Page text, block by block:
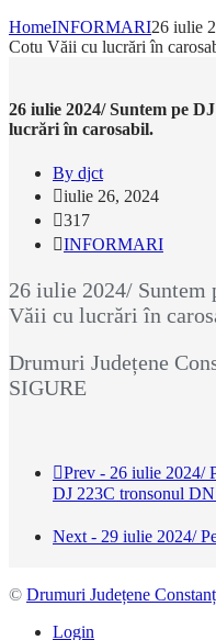
HomeINFORMARI26 iulie
Cotu Văii cu lucrări în
26 iulie 2024/ Suntem pe
lucrări în carosabil.
By djct
iulie 26, 2024
317
INFORMARI
26 iulie 2024/ Suntem
Văii cu lucrări în
Drumuri Județene
SIGURE
Prev - 26 iulie 2024/
DJ 223C tronsonul
Next - 29 iulie 2024/
© Drumuri Județene
Login